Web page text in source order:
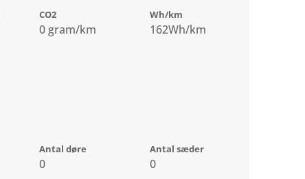
CO2
0 gram/km
Wh/km
162Wh/km
Antal døre
0
Antal sæder
0